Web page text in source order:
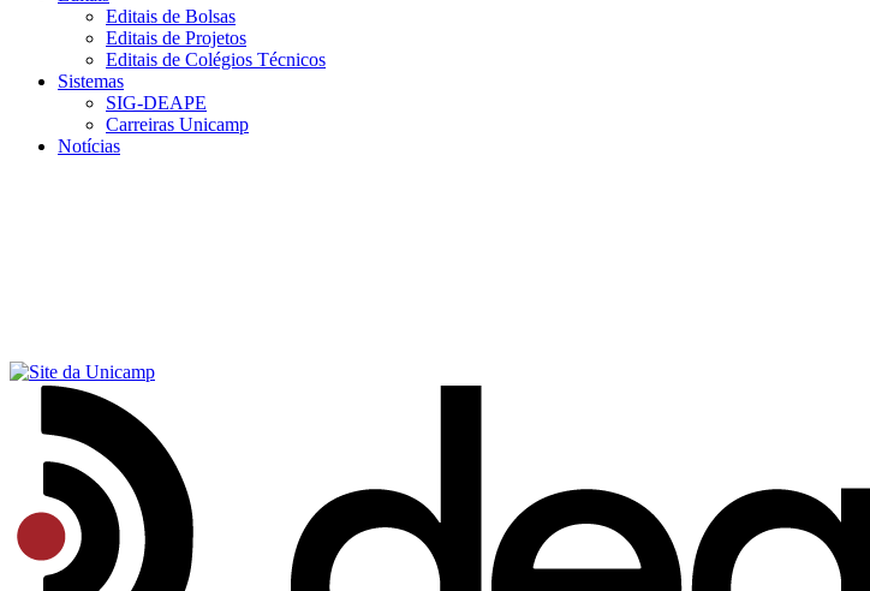
Editais de Bolsas
Editais de Projetos
Editais de Colégios Técnicos
Sistemas
SIG-DEAPE
Carreiras Unicamp
Notícias